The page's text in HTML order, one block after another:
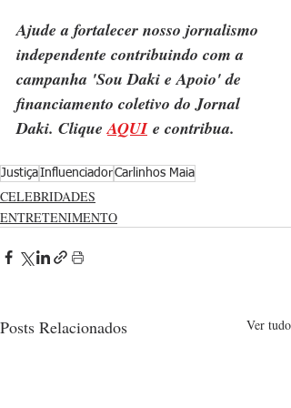
Ajude a fortalecer nosso jornalismo
independente contribuindo com a
campanha 'Sou Daki e Apoio' de
financiamento coletivo do Jornal
Daki. Clique AQUI e contribua.
JustiçaInfluenciadorCarlinhos Maia
CELEBRIDADES
ENTRETENIMENTO
Posts Relacionados Ver tudo